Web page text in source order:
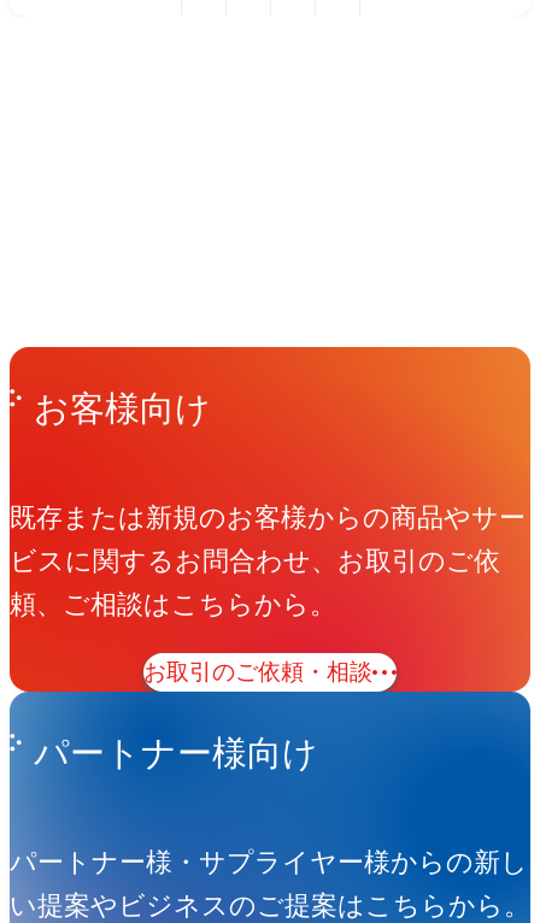
Get in Touchお問い合わせ
お客様向け
既存または新規のお客様からの商品やサー
ビスに関するお問合わせ、お取引のご依
頼、ご相談はこちらから。
お取引のご依頼・相談
パートナー様向け
パートナー様・サプライヤー様からの新し
い提案やビジネスのご提案はこちらから。